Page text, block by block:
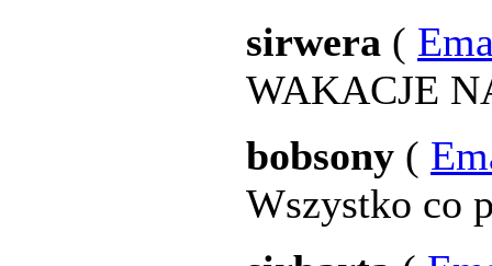
sirwera (
WAKACJE
bobsony (
Wszystko co